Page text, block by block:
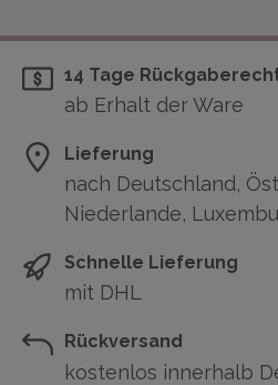
14 Tage
ab Erhalt der Ware
Lieferung
nach Deutschland,
Niederlande,
Schnelle Lieferung
mit DHL
Rückversand
kostenlos innerhalb